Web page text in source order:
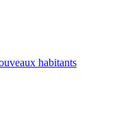
habitants